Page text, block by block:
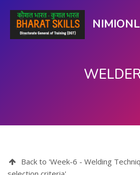
Back to 'Week-6 - Welding